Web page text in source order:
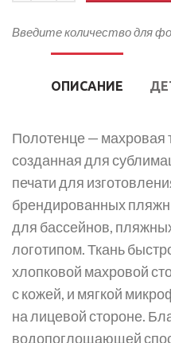
Введите количество для
ОПИСАНИЕ
Полотенце — махровая
созданная для
печати для
брендированных
для бассейнов,
логотипом. Ткань
хлопковой махровой
с кожей, и мягкой
на лицевой стороне.
водопоглощающей